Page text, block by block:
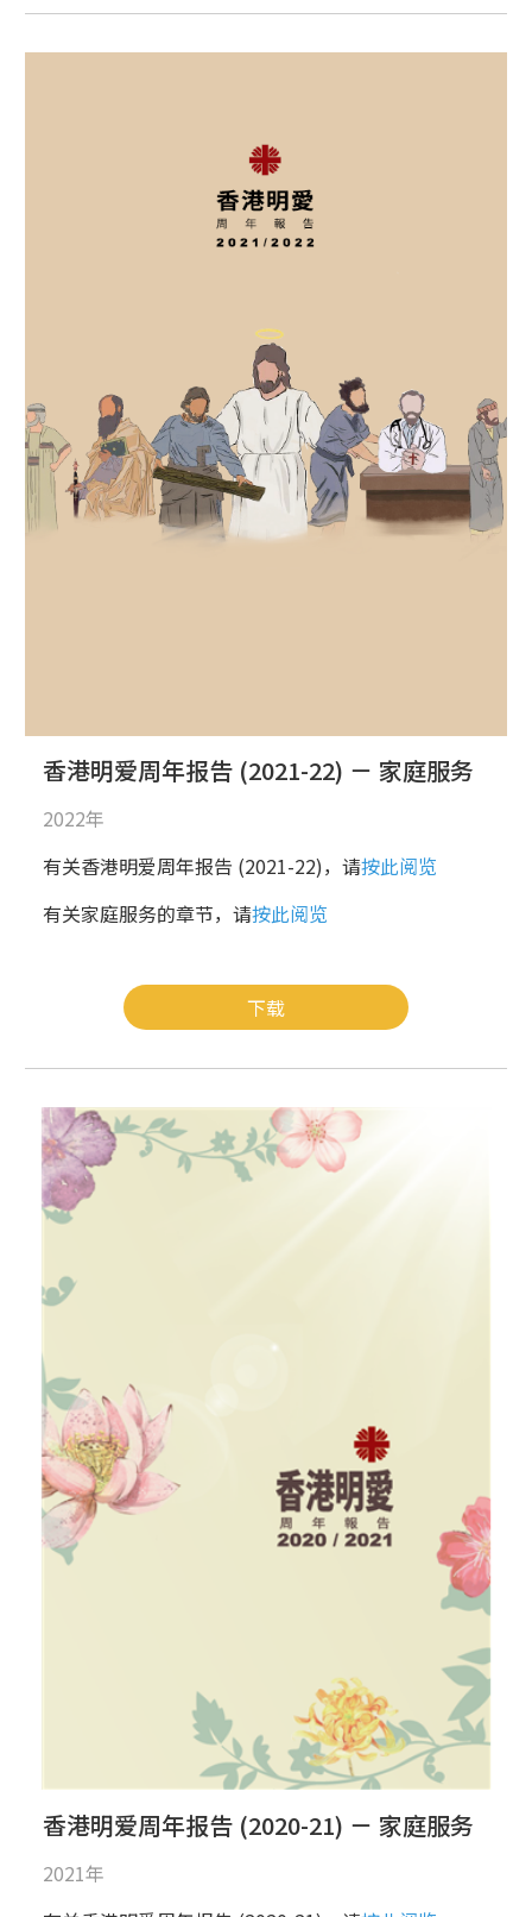
香港明爱周年报告 (2021-22) － 家庭服务
2022年
有关香港明爱周年报告 (2021-22)，请按此阅览
有关家庭服务的章节，请按此阅览
下载
香港明爱周年报告 (2020-21) － 家庭服务
2021年